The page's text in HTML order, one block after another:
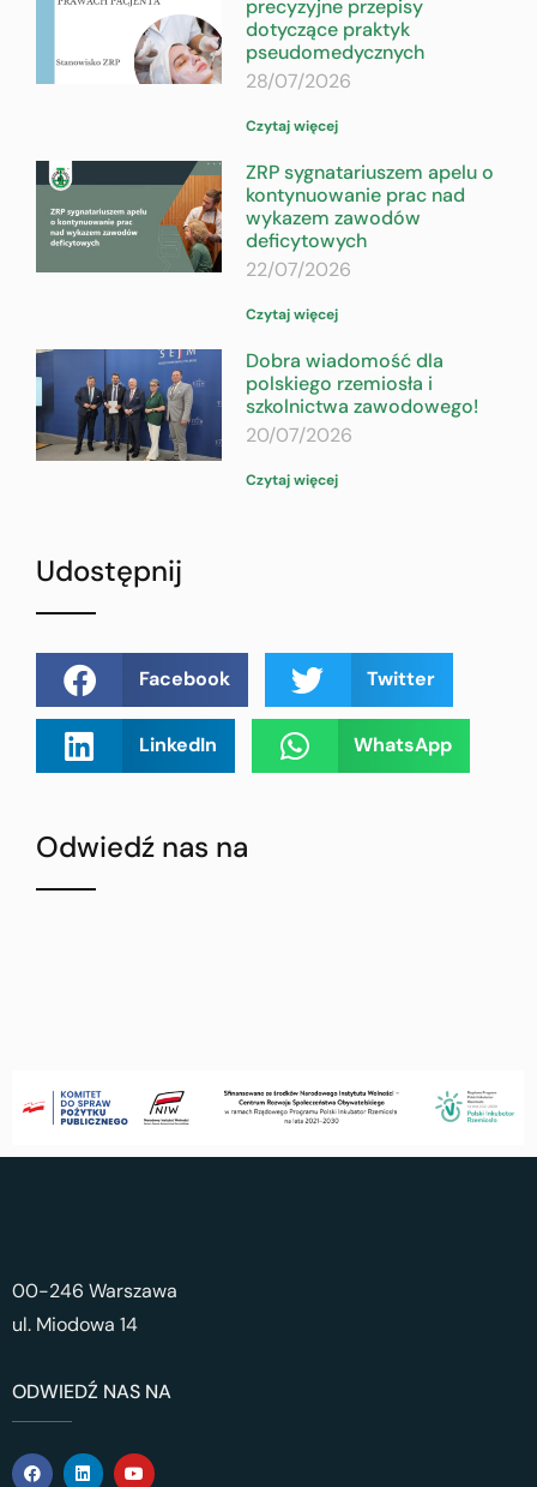
precyzyjne przepisy
dotyczące praktyk
pseudomedycznych
28/07/2026
Czytaj więcej
ZRP sygnatariuszem apelu o
kontynuowanie prac nad
wykazem zawodów
deficytowych
22/07/2026
Czytaj więcej
Dobra wiadomość dla
polskiego rzemiosła i
szkolnictwa zawodowego!
20/07/2026
Czytaj więcej
Udostępnij
Facebook Twitter
LinkedIn WhatsApp
Odwiedź nas na
00-246 Warszawa
ul. Miodowa 14
ODWIEDŹ NAS NA